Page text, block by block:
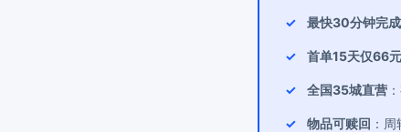
最快30分钟完成
首单15天仅66元
全国35城直营
物品可赎回 ：